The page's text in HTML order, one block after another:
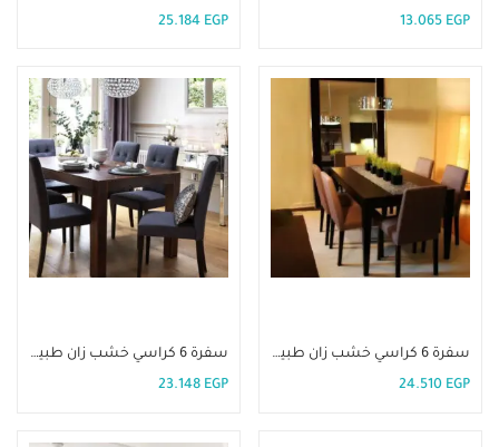
13.065 EGP
25.184 EGP
سفرة 6 كراسي خشب زان طبيعي-DIR 32
24.510 EGP
سفرة 6 كراسي خشب زان طبيعي -DIR 31
23.148 EGP